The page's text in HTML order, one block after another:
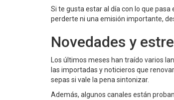
Si te gusta estar al día con lo que
perderte ni una emisión importante,
Novedades y
Los últimos meses han traído varios
las importadas y noticieros que
sepas si vale la pena sintonizar.
Además, algunos canales están